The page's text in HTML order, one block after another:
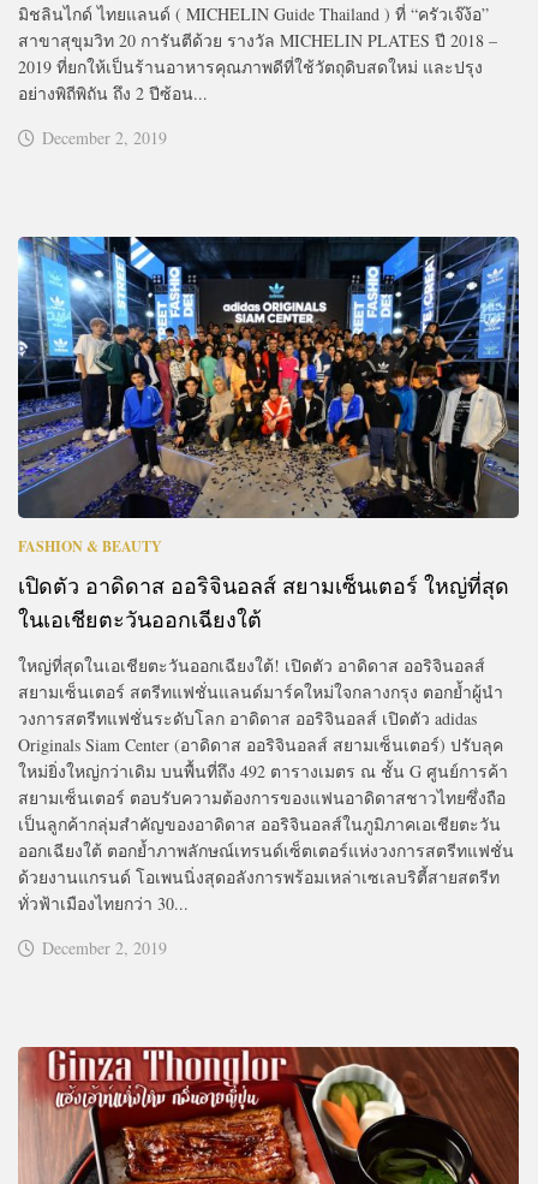
มิชลินไกด์ ไทยแลนด์ ( MICHELIN Guide Thailand ) ที่ “ครัวเจ๊ง้อ”
สาขาสุขุมวิท 20 การันตีด้วย รางวัล MICHELIN PLATES ปี 2018 –
2019 ที่ยกให้เป็นร้านอาหารคุณภาพดีที่ใช้วัตถุดิบสดใหม่ และปรุง
อย่างพิถีพิถัน ถึง 2 ปีซ้อน...
December 2, 2019
FASHION & BEAUTY
เปิดตัว อาดิดาส ออริจินอลส์ สยามเซ็นเตอร์ ใหญ่ที่สุด
ในเอเชียตะวันออกเฉียงใต้
ใหญ่ที่สุดในเอเชียตะวันออกเฉียงใต้! เปิดตัว อาดิดาส ออริจินอลส์
สยามเซ็นเตอร์ สตรีทแฟชั่นแลนด์มาร์คใหม่ใจกลางกรุง ตอกย้ำผู้นำ
วงการสตรีทแฟชั่นระดับโลก อาดิดาส ออริจินอลส์ เปิดตัว adidas
Originals Siam Center (อาดิดาส ออริจินอลส์ สยามเซ็นเตอร์) ปรับลุค
ใหม่ยิ่งใหญ่กว่าเดิม บนพื้นที่ถึง 492 ตารางเมตร ณ ชั้น G ศูนย์การค้า
สยามเซ็นเตอร์ ตอบรับความต้องการของแฟนอาดิดาสชาวไทยซึ่งถือ
เป็นลูกค้ากลุ่มสำคัญของอาดิดาส ออริจินอลส์ในภูมิภาคเอเชียตะวัน
ออกเฉียงใต้ ตอกย้ำภาพลักษณ์เทรนด์เซ็ตเตอร์แห่งวงการสตรีทแฟชั่น
ด้วยงานแกรนด์ โอเพนนิ่งสุดอลังการพร้อมเหล่าเซเลบริตี้สายสตรีท
ทั่วฟ้าเมืองไทยกว่า 30...
December 2, 2019